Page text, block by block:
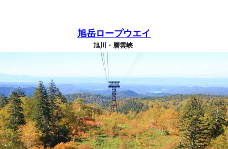
旭岳ロープウエイ
旭川・層雲峡